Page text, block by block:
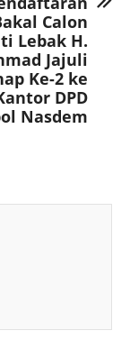
Calon
Lebak H.
Jajuli
Ke-2 ke
DPD
Nasdem